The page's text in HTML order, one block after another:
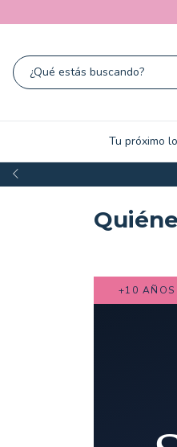
Tu próximo
+10 AÑOS